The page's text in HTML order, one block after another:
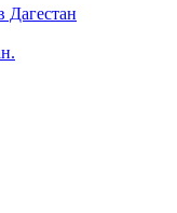
Дагестан